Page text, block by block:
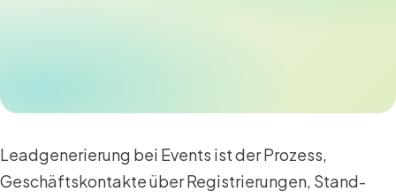
Leadgenerierung bei Events ist der Prozess,
Geschäftskontakte über Registrierungen, Stand-